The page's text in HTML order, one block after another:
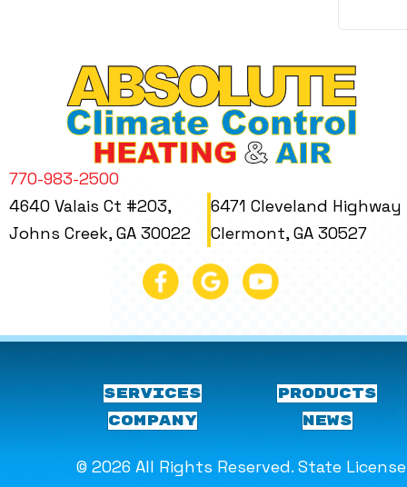
770-983-2500
4640 Valais Ct #203,
Johns Creek, GA 30022
6471 Cleveland Highway
Clermont, GA 30527
SERVICES
COMPANY
PRODUCTS
NEWS
© 2026 All Rights Reserved. State License